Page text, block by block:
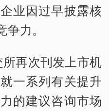
业因过早披露核
力。
再次刊发上市机
一系列有关提升
的建议咨询市场